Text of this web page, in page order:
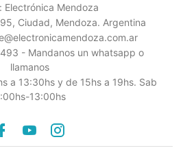
Electrónica Mendoza
Ciudad, Mendoza. Argentina
- Mandanos un whatsapp o
llamanos
a 13:30hs y de 15hs a 19hs. Sab
13:00hs
youtube
instagram